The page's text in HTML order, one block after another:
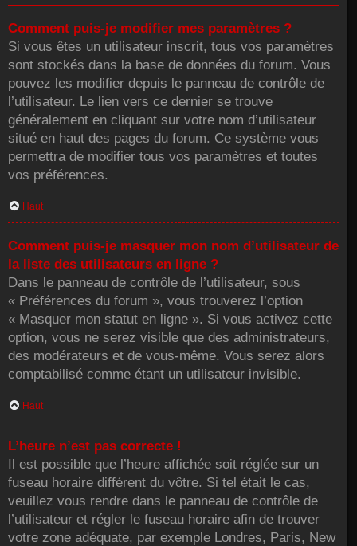
Comment puis-je modifier mes paramètres ?
Si vous êtes un utilisateur inscrit, tous vos paramètres
sont stockés dans la base de données du forum. Vous
pouvez les modifier depuis le panneau de contrôle de
l’utilisateur. Le lien vers ce dernier se trouve
généralement en cliquant sur votre nom d’utilisateur
situé en haut des pages du forum. Ce système vous
permettra de modifier tous vos paramètres et toutes
vos préférences.
Haut
Comment puis-je masquer mon nom d’utilisateur de
la liste des utilisateurs en ligne ?
Dans le panneau de contrôle de l’utilisateur, sous
« Préférences du forum », vous trouverez l’option
« Masquer mon statut en ligne ». Si vous activez cette
option, vous ne serez visible que des administrateurs,
des modérateurs et de vous-même. Vous serez alors
comptabilisé comme étant un utilisateur invisible.
Haut
L’heure n’est pas correcte !
Il est possible que l’heure affichée soit réglée sur un
fuseau horaire différent du vôtre. Si tel était le cas,
veuillez vous rendre dans le panneau de contrôle de
l’utilisateur et régler le fuseau horaire afin de trouver
votre zone adéquate, par exemple Londres, Paris, New